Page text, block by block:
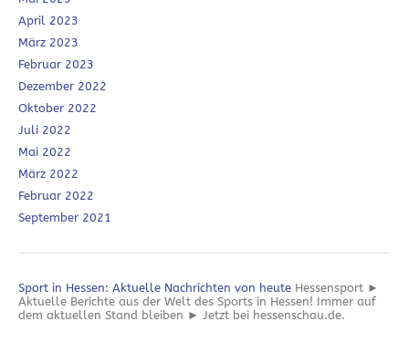
April 2023
März 2023
Februar 2023
Dezember 2022
Oktober 2022
Juli 2022
Mai 2022
März 2022
Februar 2022
September 2021
Sport in Hessen: Aktuelle Nachrichten von heute Hessensport ►
Aktuelle Berichte aus der Welt des Sports in Hessen! Immer auf
dem aktuellen Stand bleiben ► Jetzt bei hessenschau.de.